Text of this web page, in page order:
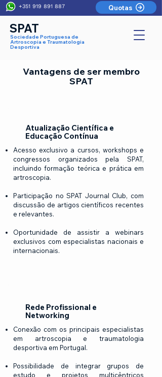
+351 919 891 887 Quotas
SPAT
Sociedade Portuguesa de
Artroscopia e Traumatologia
Desportiva
Vantagens de ser membro
SPAT
Atualização Científica e
Educação Contínua
Acesso exclusivo a cursos, workshops e
congressos organizados pela SPAT,
incluindo formação teórica e prática em
artroscopia.
Participação no SPAT Journal Club, com
discussão de artigos científicos recentes
e relevantes.
Oportunidade de assistir a webinars
exclusivos com especialistas nacionais e
internacionais.
Rede Profissional e
Networking
Conexão com os principais especialistas
em artroscopia e traumatologia
desportiva em Portugal.
Possibilidade de integrar grupos de
estudo e projetos multicêntricos